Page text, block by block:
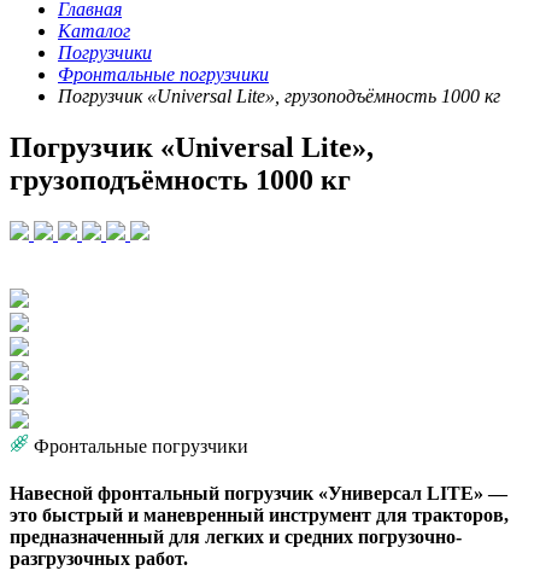
Главная
Каталог
Погрузчики
Фронтальные погрузчики
Погрузчик «Universal Lite», грузоподъёмность 1000 кг
Погрузчик «Universal Lite»,
грузоподъёмность 1000 кг
Фронтальные погрузчики
Навесной фронтальный погрузчик «Универсал LITE» —
это быстрый и маневренный инструмент для тракторов,
предназначенный для легких и средних погрузочно-
разгрузочных работ.